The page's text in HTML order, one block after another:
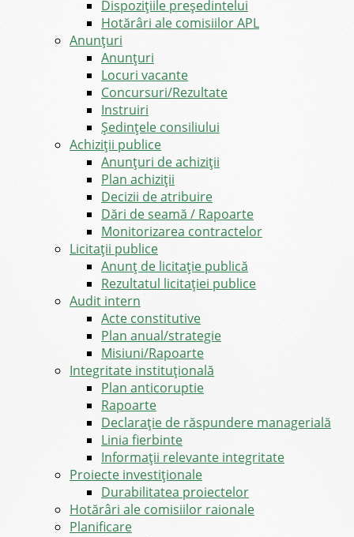
Dispozițiile președintelui
Hotărâri ale comisiilor APL
Anunţuri
Anunţuri
Locuri vacante
Concursuri/Rezultate
Instruiri
Şedinţele consiliului
Achiziții publice
Anunțuri de achiziții
Plan achiziții
Decizii de atribuire
Dări de seamă / Rapoarte
Monitorizarea contractelor
Licitații publice
Anunț de licitație publică
Rezultatul licitației publice
Audit intern
Acte constitutive
Plan anual/strategie
Misiuni/Rapoarte
Integritate instituțională
Plan anticoruptie
Rapoarte
Declarație de răspundere managerială
Linia fierbinte
Informații relevante integritate
Proiecte investiționale
Durabilitatea proiectelor
Hotărâri ale comisiilor raionale
Planificare